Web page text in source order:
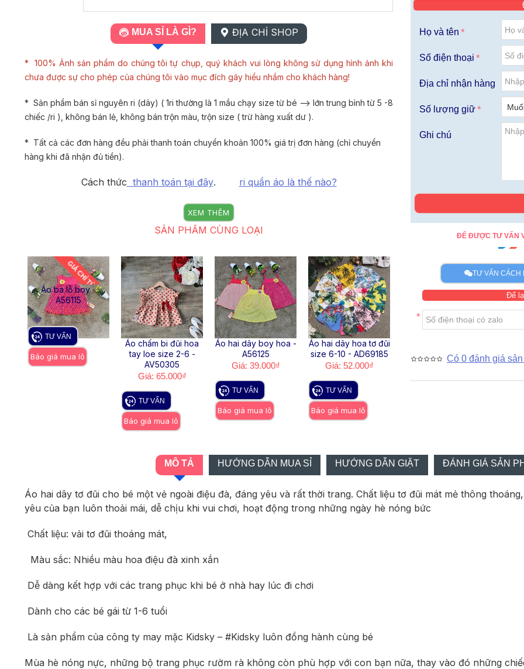
MUA SỈ LÀ GÌ? ĐỊA CHỈ SHOP
* 100% Ảnh sản phẩm do chúng tôi tự chụp, quý khách vui lòng không sử dụng hình ảnh khi
chưa được sự cho phép của chúng tôi vào mục đích gây hiểu nhầm cho khách hàng!
* Sản phẩm bán sỉ nguyên ri (dây) ( 1ri thường là 1 mầu chạy size từ bé --> lớn trung bình từ 5 -8
chiếc /ri ), không bán lẻ, không bán trộn màu, trộn size ( trừ hàng xuất dư ).
* Tất cả các đơn hàng đều phải thanh toán chuyển khoản 100% giá trị đơn hàng (chỉ chuyển
hàng khi đã nhận đủ tiền).
Cách thức thanh toán tại đây. ri quần áo là thế nào?
XEM THÊM
SẢN PHẨM CÙNG LOẠI
GIÁ CHỈ TỪ 45K
Áo ba lỗ boy -
A56115
Giá: 35.000₫
TƯ VẤN
Báo giá mua lô
Áo chấm bi đũi hoa
tay loe size 2-6 -
AV50305
Giá: 65.000₫
TƯ VẤN
Báo giá mua lô
Áo hai dây boy hoa -
A56125
Giá: 39.000₫
TƯ VẤN
Báo giá mua lô
Áo hai dây hoa tơ đũi
size 6-10 - AD69185
Giá: 52.000₫
TƯ VẤN
Báo giá mua lô
A56145
Giá: 45.000₫
size
Có 0 đánh giá
ĐỂ ĐƯỢC TƯ VẤN
TƯ VẤN CÁCH
Để
Họ và tên
Số điện thoại
Địa chỉ nhận hàng
Số lượng giữ
Ghi chú
MÔ TẢ HƯỚNG DẪN MUA SỈ HƯỚNG DẪN GIẶT ĐÁNH GIÁ SẢN
Áo hai dây tơ đũi cho bé một vẻ ngoài điệu đà, đáng yêu và rất thời trang. Chất liệu tơ đũi mát mẻ thông
yêu của bạn luôn thoải mái, dễ chịu khi vui chơi, hoạt động trong những ngày hè nóng bức
Chất liệu: vải tơ đũi thoáng mát,
Màu sắc: Nhiều màu hoa điệu đà xinh xắn
Dễ dàng kết hợp với các trang phục khi bé ở nhà hay lúc đi chơi
Dành cho các bé gái từ 1-6 tuổi
Là sản phẩm của công ty may mặc Kidsky – #Kidsky luôn đồng hành cùng bé
Mùa hè nóng nực, những bộ trang phục rườm rà không còn phù hợp với con bạn nữa, thay vào đó những